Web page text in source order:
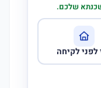
שלכם.
לפני לקיחה